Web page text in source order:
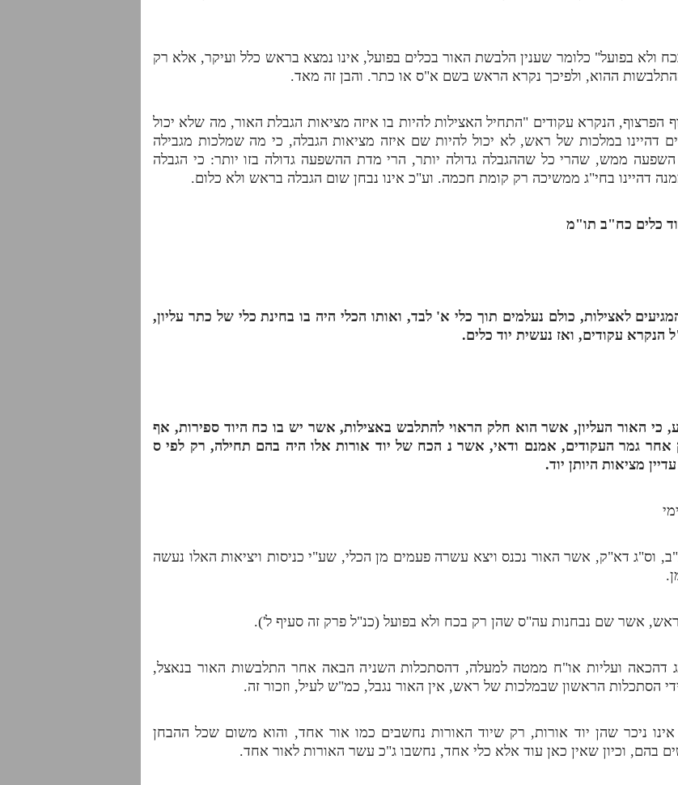
ולא בפועל" כלומר שענין הלבשת האור בכלים בפועל, אינו נמצא בראש כלל ועיקר, אלא רק
ההוא, ולפיכך נקרא הראש בשם א"ס או כתר. והבן זה מאד.
הפרצוף, הנקרא עקודים "התחיל האצילות להיות בו איזה מציאות הגבלת האור, מה שלא יכול
דהיינו במלכות של ראש, לא יכול להיות שם איזה מציאות הגבלה, כי מה שמלכות מגבילה
ממש, שהרי כל שההגבלה גדולה יותר, הרי מדת ההשפעה גדולה בזו יותר: כי הגבלה
דהיינו בחי"ג ממשיכה רק קומת חכמה. וע"כ אינו נבחן שום הגבלה בראש ולא כלום.
כלים כח"ב תו"מ
לאצילות, כולם נעלמים תוך כלי א' לבד, ואותו הכלי היה בו בחינת כלי של כתר עליון,
עקודים, ואז נעשית יוד כלים.
כי האור העליון, אשר הוא חלק הראוי להתלבש באצילות, אשר יש בו כח היוד ספירות, אף
אחר גמר העקודים, אמנם ודאי, אשר נ הכח של יוד אורות אלו היה בהם תחילה, רק לפי ס
מציאות היותן יוד.
וס"ג דא"ק, אשר האור נכנס ויצא עשרה פעמים מן הכלי, שע"י כניסות ויציאות האלו נעשה
אשר שם נבחנות עה"ס שהן רק בכח ולא בפועל (כנ"ל פרק זה סעיף ל').
דהכאה ועליות או"ח ממטה למעלה, דהסתכלות השניה הבאה אחר התלבשות האור בנאצל,
הסתכלות הראשון שבמלכות של ראש, אין האור נגבל, כמ"ש לעיל, וזכור זה.
ניכר שהן יוד אורות, רק שיוד האורות נחשבים כמו אור אחד, והוא משום שכל ההבחן
בהם, וכיון שאין כאן עוד אלא כלי אחד, נחשבו ג"כ עשר האורות לאור אחד.